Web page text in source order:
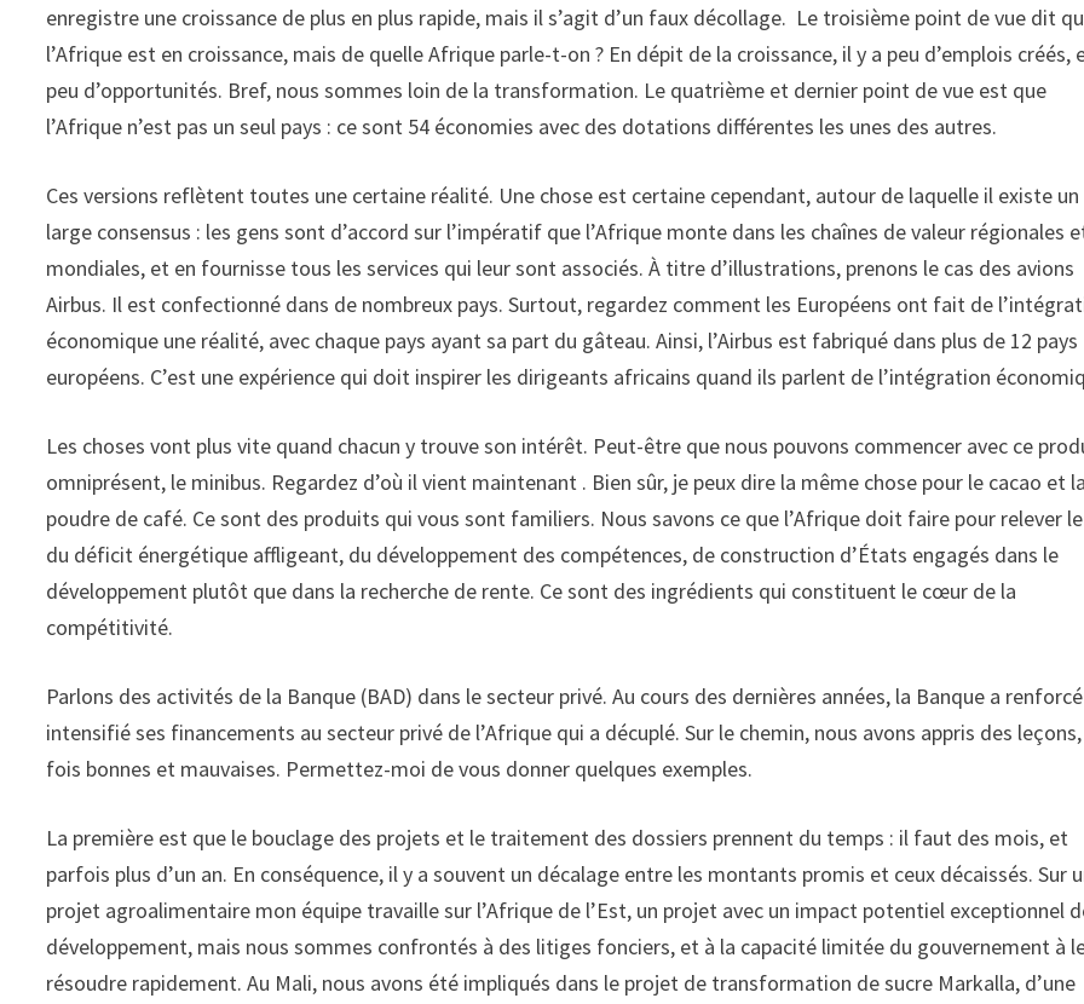
enregistre une croissance de plus en plus rapide, mais il s’agit d’un faux décollage. Le troisième point de vue dit
l’Afrique est en croissance, mais de quelle Afrique parle-t-on ? En dépit de la croissance, il y a peu d’emplois créés,
peu d’opportunités. Bref, nous sommes loin de la transformation. Le quatrième et dernier point de vue est que
l’Afrique n’est pas un seul pays : ce sont 54 économies avec des dotations différentes les unes des autres.
Ces versions reflètent toutes une certaine réalité. Une chose est certaine cependant, autour de laquelle il existe un
large consensus : les gens sont d’accord sur l’impératif que l’Afrique monte dans les chaînes de valeur régionales
mondiales, et en fournisse tous les services qui leur sont associés. À titre d’illustrations, prenons le cas des avions
Airbus. Il est confectionné dans de nombreux pays. Surtout, regardez comment les Européens ont fait de
économique une réalité, avec chaque pays ayant sa part du gâteau. Ainsi, l’Airbus est fabriqué dans plus de 12 pays
européens. C’est une expérience qui doit inspirer les dirigeants africains quand ils parlent de l’intégration
Les choses vont plus vite quand chacun y trouve son intérêt. Peut-être que nous pouvons commencer avec ce
omniprésent, le minibus. Regardez d’où il vient maintenant . Bien sûr, je peux dire la même chose pour le cacao et la
poudre de café. Ce sont des produits qui vous sont familiers. Nous savons ce que l’Afrique doit faire pour relever
du déficit énergétique affligeant, du développement des compétences, de construction d’États engagés dans le
développement plutôt que dans la recherche de rente. Ce sont des ingrédients qui constituent le cœur de la
compétitivité.
Parlons des activités de la Banque (BAD) dans le secteur privé. Au cours des dernières années, la Banque a
intensifié ses financements au secteur privé de l’Afrique qui a décuplé. Sur le chemin, nous avons appris des
fois bonnes et mauvaises. Permettez-moi de vous donner quelques exemples.
La première est que le bouclage des projets et le traitement des dossiers prennent du temps : il faut des mois, et
parfois plus d’un an. En conséquence, il y a souvent un décalage entre les montants promis et ceux décaissés. Sur
projet agroalimentaire mon équipe travaille sur l’Afrique de l’Est, un projet avec un impact potentiel exceptionnel
développement, mais nous sommes confrontés à des litiges fonciers, et à la capacité limitée du gouvernement à
résoudre rapidement. Au Mali, nous avons été impliqués dans le projet de transformation de sucre Markalla, d’une